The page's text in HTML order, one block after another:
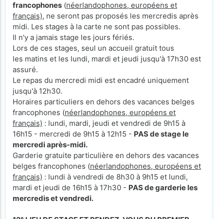
francophones (néerlandophones, européens et
français), ne seront pas proposés les mercredis après
midi. Les stages à la carte ne sont pas possibles.
Il n'y a jamais stage les jours fériés.
Lors de ces stages, seul un accueil gratuit tous
les matins et les lundi, mardi et jeudi jusqu'à 17h30 est
assuré.
Le repas du mercredi midi est encadré uniquement
jusqu'à 12h30.
Horaires particuliers en dehors des vacances belges
francophones (néerlandophones, européens et
français) : lundi, mardi, jeudi et vendredi de 9h15 à
16h15 - mercredi de 9h15 à 12h15 - PAS de stage le
mercredi après-midi.
Garderie gratuite particulière en dehors des vacances
belges francophones (néerlandophones, européens et
français) : lundi à vendredi de 8h30 à 9h15 et lundi,
mardi et jeudi de 16h15 à 17h30 - PAS de garderie les
mercredis et vendredi.